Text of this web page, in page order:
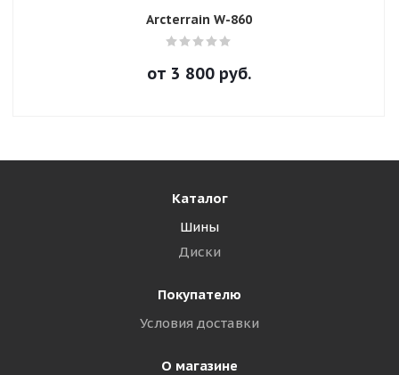
Arcterrain W-860
от 3 800руб.
Каталог
Шины
Диски
Покупателю
Условия доставки
О магазине